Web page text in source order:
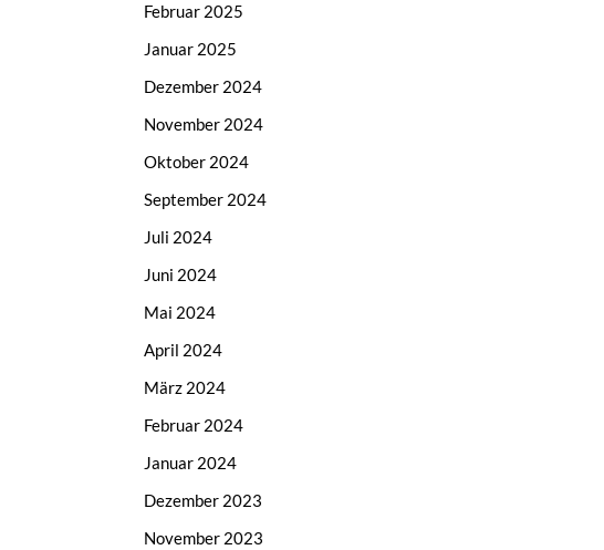
Februar 2025
Januar 2025
Dezember 2024
November 2024
Oktober 2024
September 2024
Juli 2024
Juni 2024
Mai 2024
April 2024
März 2024
Februar 2024
Januar 2024
Dezember 2023
November 2023